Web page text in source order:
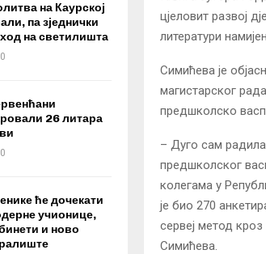
цјеловит развој
литератури
Симићева је
магистарског
предшколско
– Дуго сам
предшколског
колегама у
је био 270
сервеј метод
Симићева.
на Каурској
па зједнички
на светилишта
0
26 литара
0
ће дочекати
учионице,
и ново